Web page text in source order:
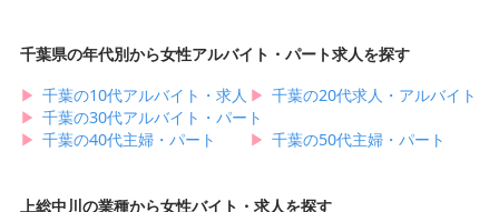
千葉県の年代別から女性アルバイト・パート求人を探す
▶︎ 千葉の10代アルバイト・求人 ▶︎ 千葉の20代求人・アルバイト
▶︎ 千葉の30代アルバイト・パート
▶︎ 千葉の40代主婦・パート ▶︎ 千葉の50代主婦・パート
上総中川の業種から女性バイト・求人を探す